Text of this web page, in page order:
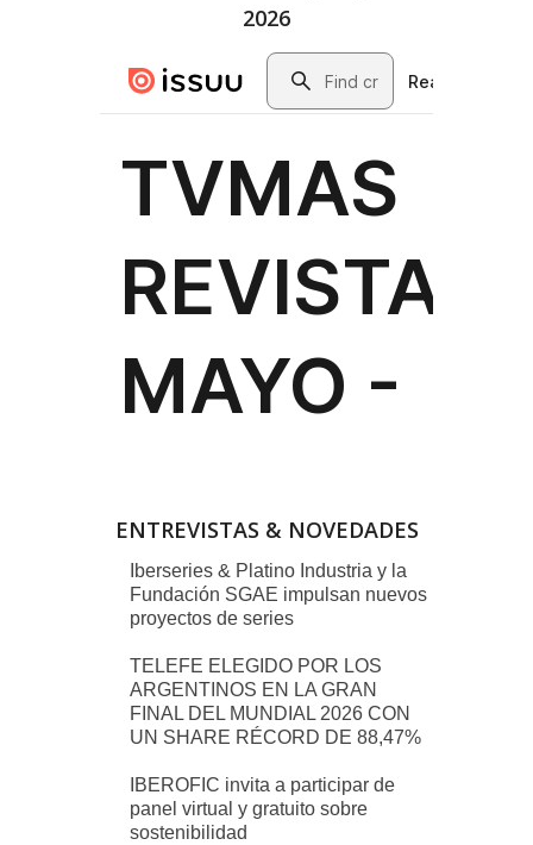
2026
ENTREVISTAS & NOVEDADES
Iberseries & Platino Industria y la
Fundación SGAE impulsan nuevos
proyectos de series
TELEFE ELEGIDO POR LOS
ARGENTINOS EN LA GRAN
FINAL DEL MUNDIAL 2026 CON
UN SHARE RÉCORD DE 88,47%
IBEROFIC invita a participar de
panel virtual y gratuito sobre
sostenibilidad